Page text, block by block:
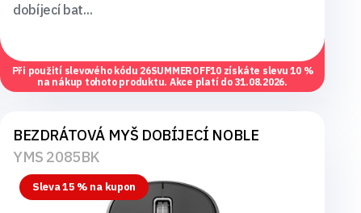
dobíjecí bat...
Při použití slevového kódu 26SUMMEROFF10 získáte slevu 10 %
na nákup tohoto produktu. Akce platí do 31.08.2026.
BEZDRÁTOVÁ MYŠ DOBÍJECÍ NOBLE
YMS 2085BK
Sleva 15 % na kupon